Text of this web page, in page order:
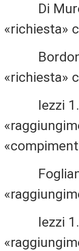
Di Muro
«richiesta»
Bordonali
«richiesta»
Iezzi
Fogliani
Iezzi